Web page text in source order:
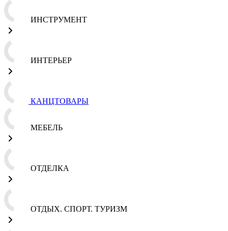
ИНСТРУМЕНТ
ИНТЕРЬЕР
КАНЦТОВАРЫ
МЕБЕЛЬ
ОТДЕЛКА
ОТДЫХ. СПОРТ. ТУРИЗМ